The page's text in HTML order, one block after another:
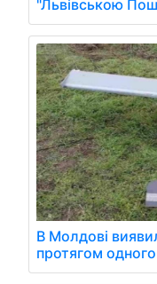
"Львівською
В Молдові
протягом